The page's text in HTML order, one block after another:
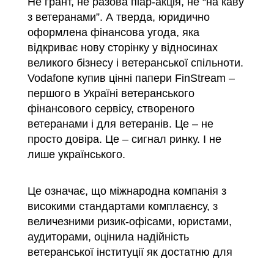
з ветеранами”. А тверда, юридично
оформлена фінансова угода, яка
відкриває нову сторінку у відносинах
великого бізнесу і ветеранської спільноти.
Vodafone купив цінні папери FinStream –
першого в Україні ветеранського
фінансового сервісу, створеного
ветеранами і для ветеранів. Це – не
просто довіра. Це – сигнал ринку. І не
лише українського.
Це означає, що міжнародна компанія з
високими стандартами комплаєнсу, з
величезними ризик-офісами, юристами,
аудиторами, оцінила надійність
ветеранської інституції як достатню для